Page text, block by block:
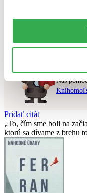
Skúste prosím zmeniť
Náš
Pridať citát
To, čím sme boli na
ktorú sa dívame z brehu